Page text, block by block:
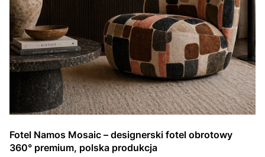
Fotel Namos Mosaic – designerski fotel obrotowy
360° premium, polska produkcja